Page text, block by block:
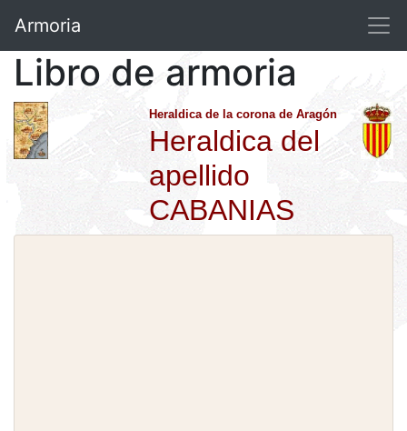
Armoria
Libro de armoria
Heraldica de la corona de Aragón
Heraldica del
apellido
CABANIAS